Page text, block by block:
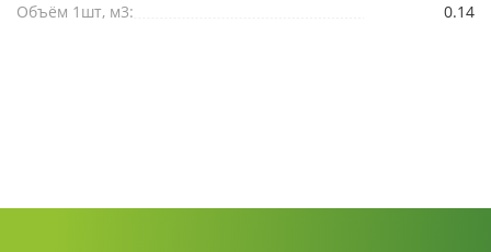
Объём 1шт, м3: 0.14